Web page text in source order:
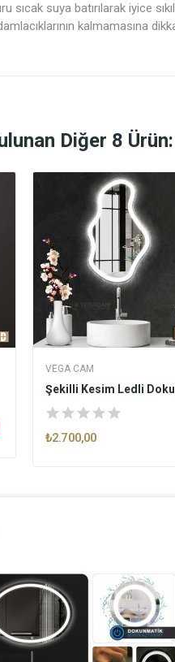
sıcak suya batırılarak iyice
kalmamasına
Diğer 8 Ürün:
VEGA CAM
₺2.700,00